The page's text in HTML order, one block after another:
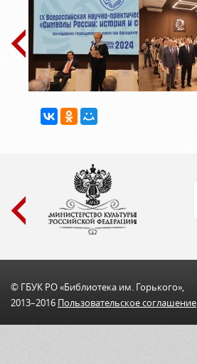
© ГБУК РО «Библиотека им. Горького»,
2013–2016 Пользовательскоe соглашениe